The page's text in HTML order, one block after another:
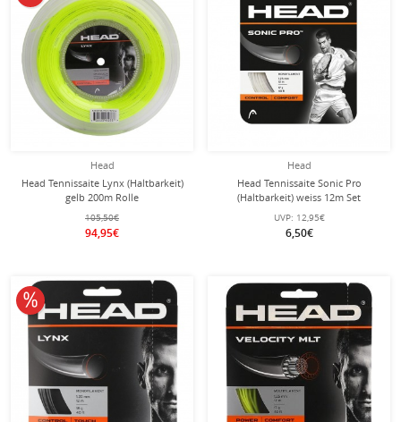
Head
Head Tennissaite Lynx (Haltbarkeit)
gelb 200m Rolle
105,50€
94,95€
Head
Head Tennissaite Sonic Pro
(Haltbarkeit) weiss 12m Set
UVP: 12,95€
6,50€
10% reduziert